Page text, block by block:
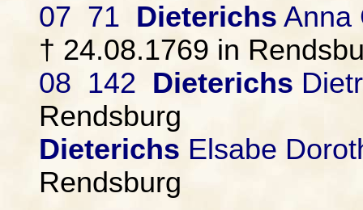
07 71 Dieterichs Anna
† 24.08.1769 in
08 142 Dieterichs
Rendsburg
Dieterichs Elsabe
Rendsburg